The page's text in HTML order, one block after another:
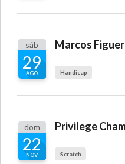
sáb
29
AGO Handicap
dom
22
NOV
Privilege
Scratch